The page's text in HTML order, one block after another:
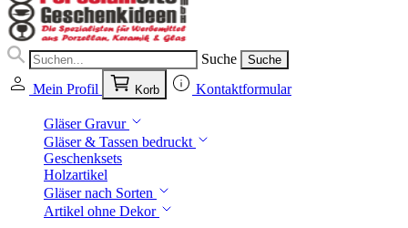
Suche Suche
Mein Profil Korb Kontaktformular
Gläser Gravur
Gläser & Tassen bedruckt
Geschenksets
Holzartikel
Gläser nach Sorten
Artikel ohne Dekor